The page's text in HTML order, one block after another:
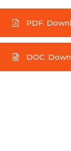
PDF.
DOC.